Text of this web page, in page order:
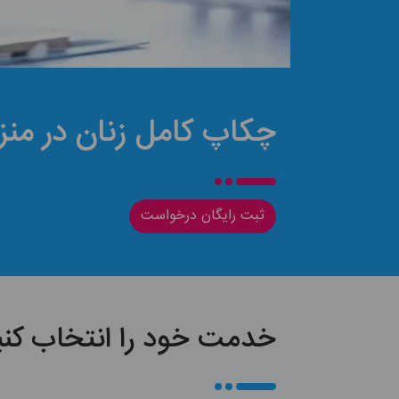
چکاپ کامل زنان در
ثبت رایگان درخواست
خدمت خود را انتخاب